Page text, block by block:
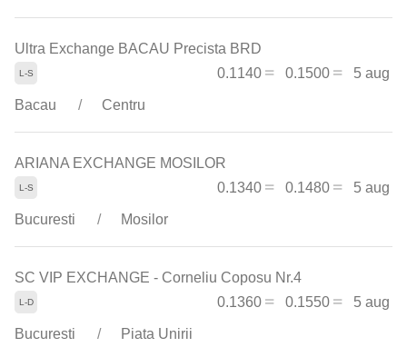
Ultra Exchange BACAU Precista BRD
Bacau Centru
0.1140 0.1500 5 aug
ARIANA EXCHANGE MOSILOR
Bucuresti Mosilor
0.1340 0.1480 5 aug
SC VIP EXCHANGE - Corneliu Coposu Nr.4
Bucuresti Piata Unirii
0.1360 0.1550 5 aug